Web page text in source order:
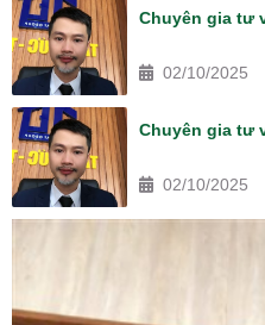
Chuyên gia tư
02/10/2025
Chuyên gia tư
02/10/2025